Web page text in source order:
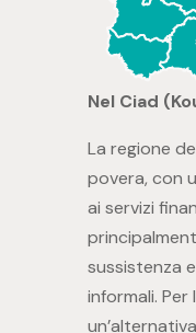
Nel Ciad
La regione
povera, con
ai servizi
sussistenza
informali.